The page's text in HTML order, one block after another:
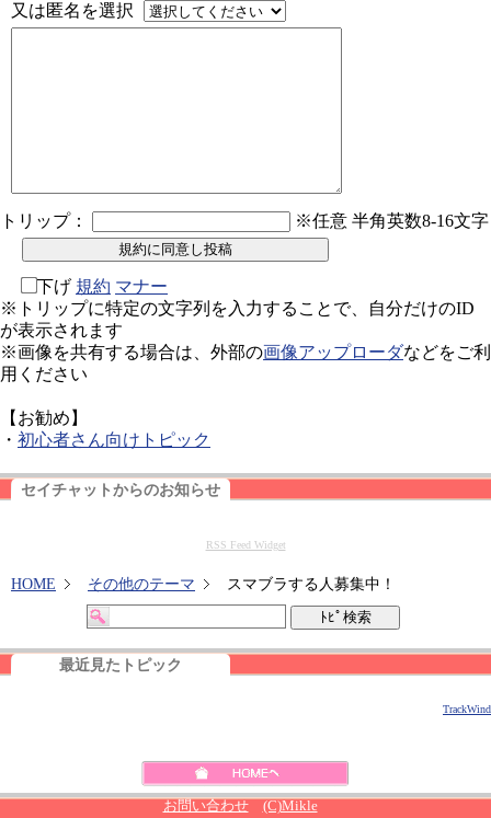
又は匿名を選択
トリップ： ※任意 半角英数8-16文字
下げ 規約 マナー
※トリップに特定の文字列を入力することで、自分だけのID
が表示されます
※画像を共有する場合は、外部の画像アップローダなどをご利
用ください
【お勧め】
・ 初心者さん向けトピック
セイチャットからのお知らせ
RSS Feed Widget
HOME その他のテーマ スマブラする人募集中！
最近見たトピック
TrackWind
お問い合わせ (C)Mikle